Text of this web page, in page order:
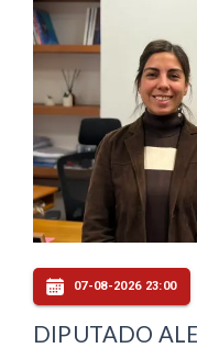
07-08-2026 23:00
DIPUTADO